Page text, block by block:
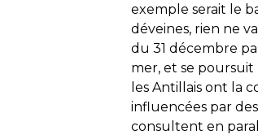
exemple serait le
déveines, rien ne
du 31 décembre
mer, et se
les Antillais ont la
influencées par
consultent en